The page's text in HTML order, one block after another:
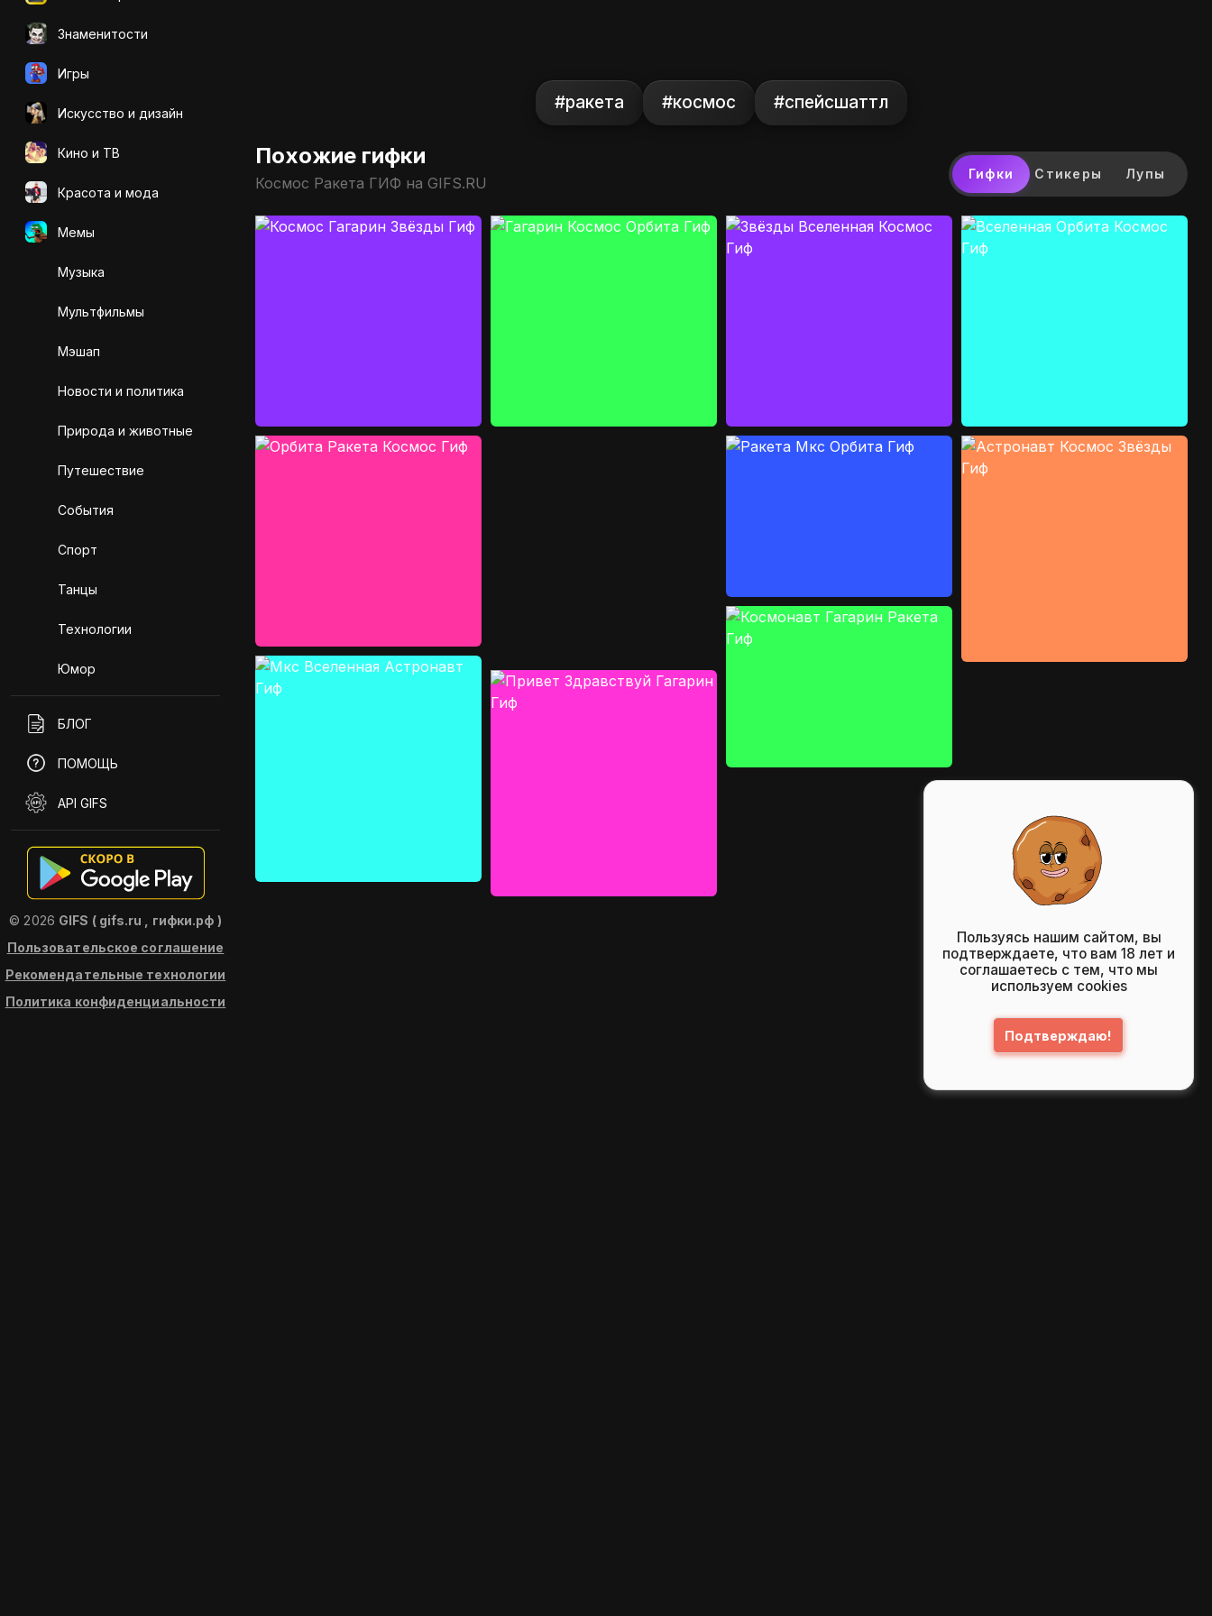
Знаменитости
Игры
Искусcтво и дизайн
Кино и ТВ
Красота и мода
Мемы
Музыка
Мультфильмы
Мэшап
Новости и политика
Природа и животные
Путешествие
События
Спорт
Танцы
Технологии
Юмор
БЛОГ
ПОМОЩЬ
API GIFS
© 2026 GIFS ( gifs.ru , гифки.рф )
Пользовательское соглашение
Рекомендательные технологии
Политика конфиденциальности
#ракета #космос #спейсшаттл
Похожие гифки
Космос Ракета ГИФ на GIFS.RU Гифки Стикеры Лупы
Пользуясь нашим сайтом, вы
подтверждаете, что вам 18 лет и
соглашаетесь с тем, что мы
используем cookies
Подтверждаю!